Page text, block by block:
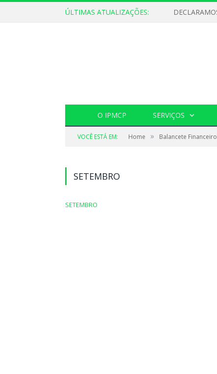
ÚLTIMAS ATUALIZAÇÕES:
O IPMCP SERVIÇOS
VOCÊ ESTÁ EM: Home » Balancete Financeiro
SETEMBRO
SETEMBRO